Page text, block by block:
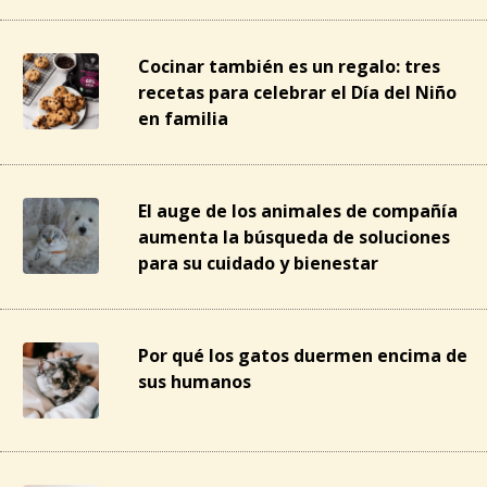
Cocinar también es un regalo: tres
recetas para celebrar el Día del Niño
en familia
El auge de los animales de compañía
aumenta la búsqueda de soluciones
para su cuidado y bienestar
Por qué los gatos duermen encima de
sus humanos